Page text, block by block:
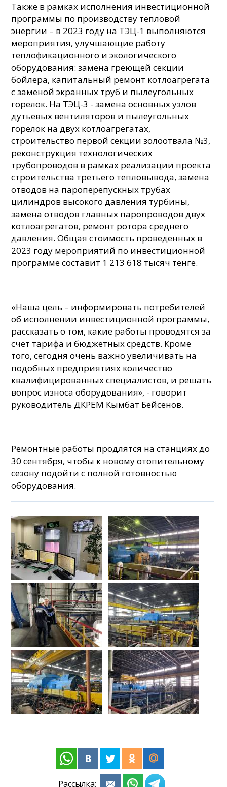
Также в рамках исполнения инвестиционной
программы по производству тепловой
энергии – в 2023 году на ТЭЦ-1 выполняются
мероприятия, улучшающие работу
теплофикационного и экологического
оборудования: замена греющей секции
бойлера, капитальный ремонт котлоагрегата
с заменой экранных труб и пылеугольных
горелок. На ТЭЦ-3 - замена основных узлов
дутьевых вентиляторов и пылеугольных
горелок на двух котлоагрегатах,
строительство первой секции золоотвала №3,
реконструкция технологических
трубопроводов в рамках реализации проекта
строительства третьего тепловывода, замена
отводов на пароперепускных трубах
цилиндров высокого давления турбины,
замена отводов главных паропроводов двух
котлоагрегатов, ремонт ротора среднего
давления. Общая стоимость проведенных в
2023 году мероприятий по инвестиционной
программе составит 1 213 618 тысяч тенге.
«Наша цель – информировать потребителей
об исполнении инвестиционной программы,
рассказать о том, какие работы проводятся за
счет тарифа и бюджетных средств. Кроме
того, сегодня очень важно увеличивать на
подобных предприятиях количество
квалифицированных специалистов, и решать
вопрос износа оборудования», - говорит
руководитель ДКРЕМ Кымбат Бейсенов.
Ремонтные работы продлятся на станциях до
30 сентября, чтобы к новому отопительному
сезону подойти с полной готовностью
оборудования.
Рассылка: